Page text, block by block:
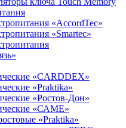
«AccordTec»
«Smartec»
«CARDDEX»
«Praktika»
«Ростов-Дон»
«САМЕ»
«Praktika»